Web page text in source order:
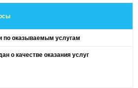
по оказываемым услугам
о качестве оказания услуг